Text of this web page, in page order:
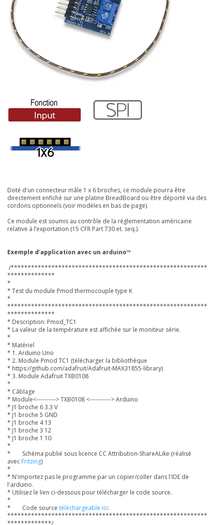
Doté d'un connecteur mâle 1 x 6 broches, ce module pourra être
directement enfiché sur une platine BreadBoard ou être déporté via des
cordons optionnels (voir modèles en bas de page).
Ce module est soumis au contrôle de la réglementation américaine
relative à l’exportation (15 CFR Part 730 et. seq.).
Exemple d'application avec un arduino™
/**********************************************************
**************
*
* Test du module Pmod thermocouple type K
*
***********************************************************
**************
* Description: Pmod_TC1
* La valeur de la température est affichée sur le moniteur série.
*
* Matériel
* 1. Arduino Uno
* 2. Module Pmod TC1 (télécharger la bibliothèque
* https://github.com/adafruit/Adafruit-MAX31855-library)
* 3. Module Adafruit TXB0108
*
* Câblage
* Module<----------> TXB0108 <-----------> Arduino
* J1 broche 6 3.3 V
* J1 broche 5 GND
* J1 broche 4 13
* J1 broche 3 12
* J1 broche 1 10
*
* Schéma publié sous licence CC Attribution-ShareALike (réalisé
avec Fritzing)
*
* N'importez pas le programme par un copier/coller dans l'IDE de
l'arduino.
* Utilisez le lien ci-dessous pour télécharger le code source.
*
* Code source téléchargeable ici:
***********************************************************
*************/